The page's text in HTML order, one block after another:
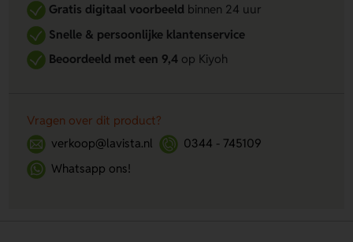
Gratis digitaal voorbeeldbinnen 24 uur
Snelle & persoonlijke klantenservice
Beoordeeld met een 9,4op Kiyoh
Vragen over dit product?
verkoop@lavista.nl
0344 - 745109
Whatsapp ons!